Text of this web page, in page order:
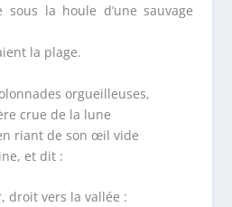
la houle d’une sauvage
la plage.
orgueilleuses,
crue de la lune
riant de son œil vide
et dit :
droit vers la vallée :